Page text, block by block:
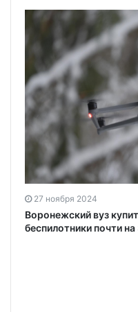
27 ноября 2024
Воронежский вуз
беспилотники почти